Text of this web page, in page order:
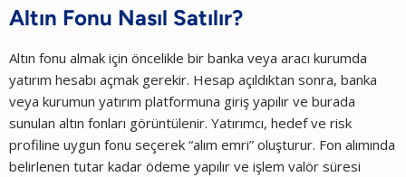
Altın Fonu Nasıl Satılır?
Altın fonu almak için öncelikle bir banka veya aracı kurumda
yatırım hesabı açmak gerekir. Hesap açıldıktan sonra, banka
veya kurumun yatırım platformuna giriş yapılır ve burada
sunulan altın fonları görüntülenir. Yatırımcı, hedef ve risk
profiline uygun fonu seçerek “alım emri” oluşturur. Fon alımında
belirlenen tutar kadar ödeme yapılır ve işlem valör süresi